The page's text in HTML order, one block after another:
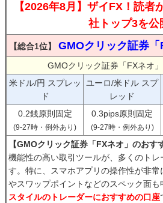
【2026年8月】ザイFX！読者
社トップ3を公
【総合1位】 GMOクリック証券「
GMOクリック証券「FXネオ
米ドル/円 スプレッ
ド
ユーロ/米ドル スプ
レッド
0.2銭原則固定
(9-27時・例外あり)
0.3pips原則固定
(9-27時・例外あり)
【GMOクリック証券「FXネオ」のおす
機能性の高い取引ツールが、多くのトレ
す。特に、スマホアプリの操作性が非
やスワップポイントなどのスペック面も
スタイルのトレーダーにおすすめの口座